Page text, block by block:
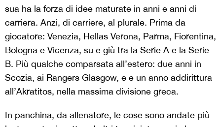
sua ha la forza di idee maturate in anni e anni di
carriera. Anzi, di carriere, al plurale. Prima da
giocatore: Venezia, Hellas Verona, Parma, Fiorentina,
Bologna e Vicenza, su e giù tra la Serie A e la Serie
B. Più qualche comparsata all’estero: due anni in
Scozia, ai Rangers Glasgow, e e un anno addirittura
all’Akratitos, nella massima divisione greca.
In panchina, da allenatore, le cose sono andate più